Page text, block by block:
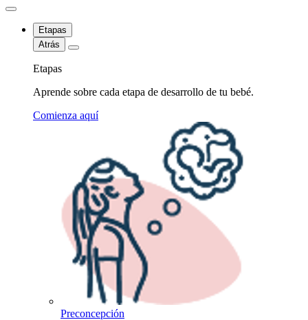
Etapas
Atrás
Etapas
Aprende sobre cada etapa de desarrollo de tu bebé.
Comienza aquí
Preconcepción